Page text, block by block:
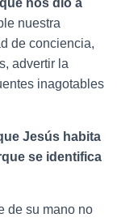
nos dio a
nuestra
de conciencia,
advertir la
inagotables
Jesús habita
se identifica
de su mano no